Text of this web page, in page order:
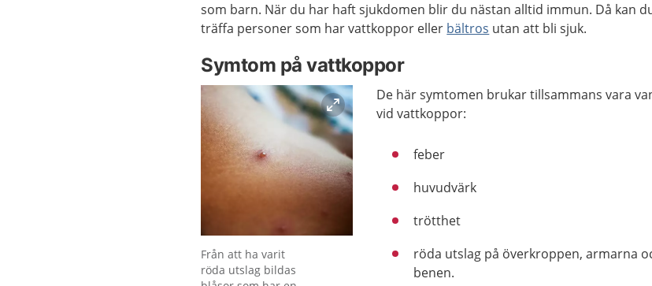
som barn. När du har haft sjukdomen blir du nästan alltid immun. Då kan
träffa personer som har vattkoppor eller bältros utan att bli sjuk.
Symtom på vattkoppor
Förstora bilden
Från att ha varit
röda utslag bildas
De här symtomen brukar tillsammans vara
vid vattkoppor:
feber
huvudvärk
trötthet
röda utslag på överkroppen, armarna
benen.